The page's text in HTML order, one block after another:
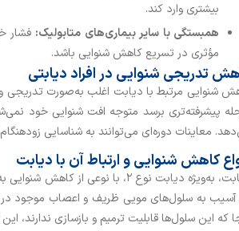
بیشتری وارد کند.
همبستگی با سایر بیماری‌های متابولیک: فشار
مؤثری در تسریع کاهش شنوایی باشد.
تدریجی شنوایی در افراد دیابتی
شنوایی مرتبط با دیابت اغلب به‌صورت تدریجی
پیشرفته‌تری برسد متوجه افت شنوایی خود
معاینات دوره‌ای می‌توانند به شناسایی
کاهش شنوایی و ارتباط آن با دیابت
آسیب به سلول‌های مویی ظریف و اعصاب موجود
که این سلول‌ها قابلیت ترمیم و بازسازی